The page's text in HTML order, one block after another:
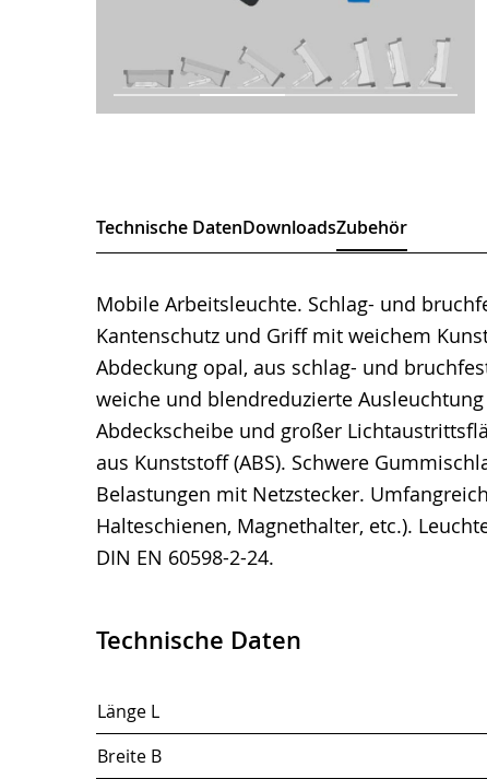
Technische DatenDownloadsZubehör
Mobile Arbeitsleuchte. Schlag- und
Kantenschutz und Griff mit weichem
Abdeckung opal, aus schlag- und
weiche und blendreduzierte
Abdeckscheibe und großer
aus Kunststoff (ABS). Schwere
Belastungen mit Netzstecker.
Halteschienen, Magnethalter, etc.).
DIN EN 60598-2-24.
Technische Daten
Länge L
Breite B